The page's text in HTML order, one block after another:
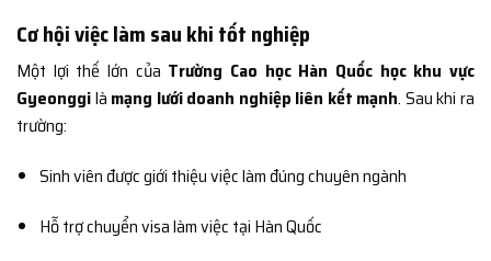
Cơ hội việc làm sau khi tốt nghiệp
Một lợi thế lớn của Trường Cao học Hàn Quốc học khu vực
Gyeonggilà mạng lưới doanh nghiệp liên kết mạnh. Sau khi ra
trường:
Sinh viên được giới thiệu việc làm đúng chuyên ngành
Hỗ trợ chuyển visa làm việc tại Hàn Quốc